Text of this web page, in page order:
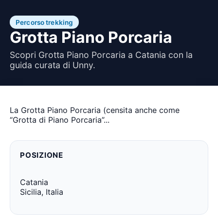
Percorso trekking
Grotta Piano Porcaria
Scopri Grotta Piano Porcaria a Catania con la
guida curata di Unny.
La Grotta Piano Porcaria (censita anche come
“Grotta di Piano Porcaria”...
POSIZIONE
Catania
Sicilia, Italia